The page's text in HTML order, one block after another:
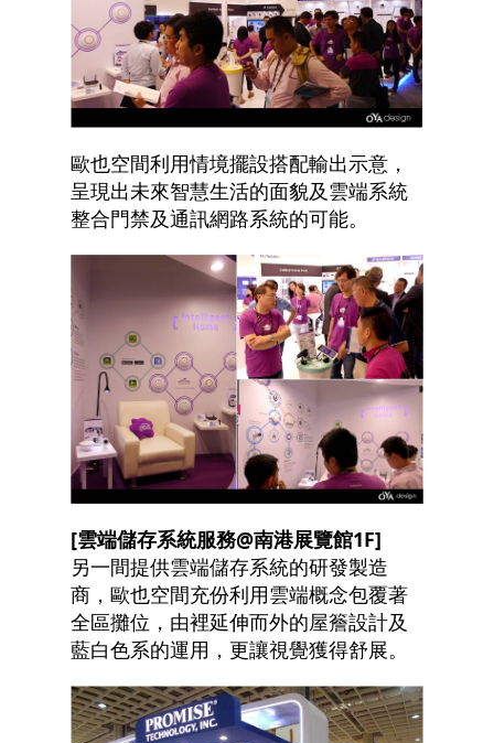
歐也空間利用情境擺設搭配輸出示意，
呈現出未來智慧生活的面貌及雲端系統
整合門禁及通訊網路系統的可能。
[雲端儲存系統服務@南港展覽館1F]
另一間提供雲端儲存系統的研發製造
商，歐也空間充份利用雲端概念包覆著
全區攤位，由裡延伸而外的屋簷設計及
藍白色系的運用，更讓視覺獲得舒展。